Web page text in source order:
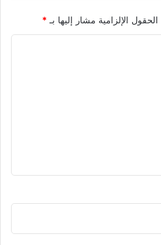
الحقول الإلزامية مشار إليها بـ *